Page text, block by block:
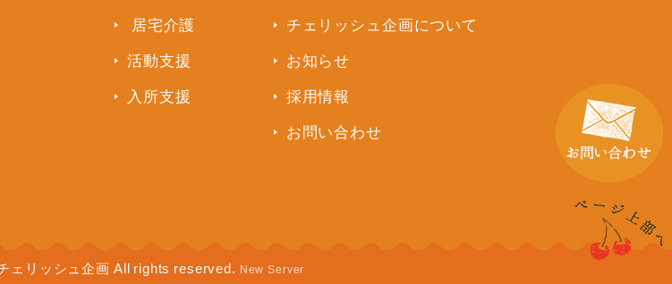
居宅介護
活動支援
入所支援
チェリッシュ企画について
お知らせ
採用情報
お問い合わせ
ェリッシュ企画 All rights reserved. New Server